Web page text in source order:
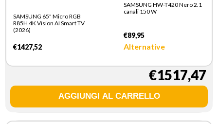
SAMSUNG 65" Micro RGB
R85H 4K Vision AI Smart TV
(2026)
€1427,52
SAMSUNG HW-T420 Nero 2.1
canali 150 W
€89,95
Alternative
€1517,47